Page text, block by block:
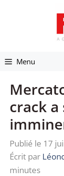
Menu
crack a
Publié le 17
Écrit par
minutes